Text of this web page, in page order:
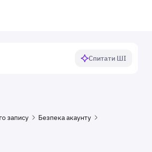
Спитати ШІ
запису
Безпека акаунту